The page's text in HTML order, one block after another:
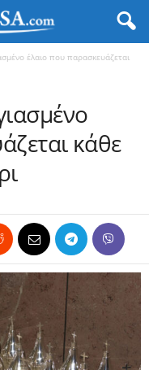
έλαιο που παρασκευάζεται
κάθε